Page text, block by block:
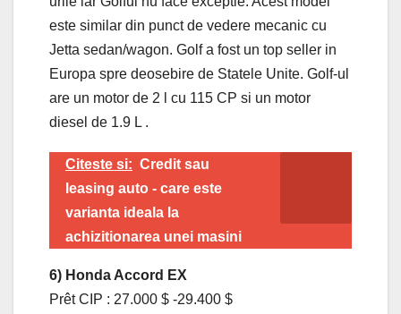
este similar din punct de vedere mecanic cu
Jetta sedan/wagon. Golf a fost un top seller in
Europa spre deosebire de Statele Unite. Golf-ul
are un motor de 2 l cu 115 CP si un motor
diesel de 1.9 L .
Citeste si: Credit sau
leasing auto - care este
varianta ideala la
achizitionarea unei masini
6) Honda Accord EX
Prêt CIP : 27.000 $ -29.400 $